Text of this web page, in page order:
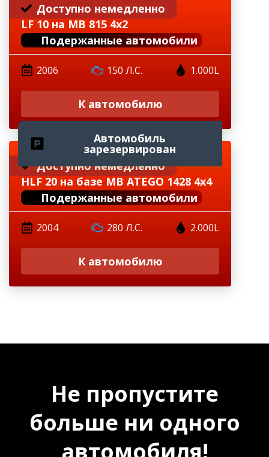
LF 10 на MB 815 4x2
Подержанные автомобили
2006 150 Л.с. 1.000L
К автомобилю
Доступно немедленно
Автомобиль
зарезервирован
HLF 20 на базе MB ATEGO 1428 4x4
Подержанные автомобили
2004 280 Л.С. 2.000L
К автомобилю
Доступно немедленно
Не пропустите
больше ни одного